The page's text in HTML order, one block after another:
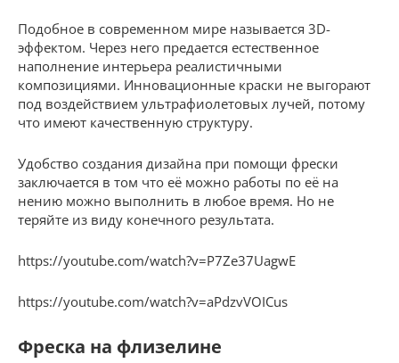
Подобное в современном мире называется 3D-
эффектом. Через него предается естественное
наполнение интерьера реалистичными
композициями. Инновационные краски не выгорают
под воздействием ультрафиолетовых лучей, потому
что имеют качественную структуру.
Удобство создания дизайна при помощи фрески
заключается в том что её можно работы по её на
нению можно выполнить в любое время. Но не
теряйте из виду конечного результата.
https://youtube.com/watch?v=P7Ze37UagwE
https://youtube.com/watch?v=aPdzvVOICus
Фреска на флизелине